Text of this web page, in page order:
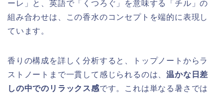
ーレ」と、英語で「くつろぐ」を意味する「チル」の
組み合わせは、この香水のコンセプトを端的に表現し
ています。
香りの構成を詳しく分析すると、トップノートからラ
ストノートまで一貫して感じられるのは、温かな日差
しの中でのリラックス感です。これは単なる暑さでは